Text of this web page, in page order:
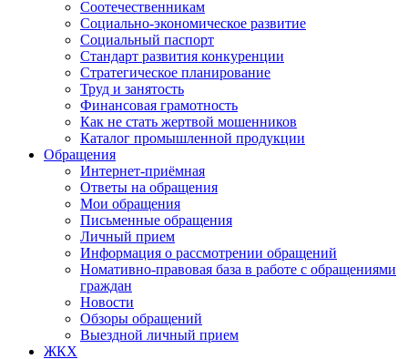
Соотечественникам
Социально-экономическое развитие
Социальный паспорт
Стандарт развития конкуренции
Стратегическое планирование
Труд и занятость
Финансовая грамотность
Как не стать жертвой мошенников
Каталог промышленной продукции
Обращения
Интернет-приёмная
Ответы на обращения
Мои обращения
Письменные обращения
Личный прием
Информация о рассмотрении обращений
Номативно-правовая база в работе с обращениями
граждан
Новости
Обзоры обращений
Выездной личный прием
ЖКХ